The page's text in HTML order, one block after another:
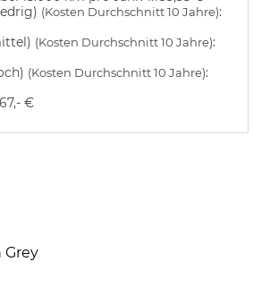
(Kosten Durchschnitt 10 Jahre):
(Kosten Durchschnitt 10 Jahre):
(Kosten Durchschnitt 10 Jahre):
€
Grey